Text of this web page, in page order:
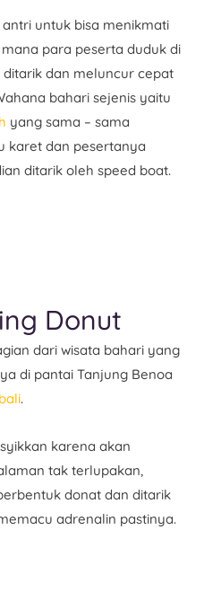
untuk bisa menikmati
para peserta duduk di
dan meluncur cepat
bahari sejenis yaitu
yang sama – sama
karet dan pesertanya
ditarik oleh speed boat.
Donut
dari wisata bahari yang
di pantai Tanjung Benoa
.
karena akan
tak terlupakan,
donat dan ditarik
adrenalin pastinya.